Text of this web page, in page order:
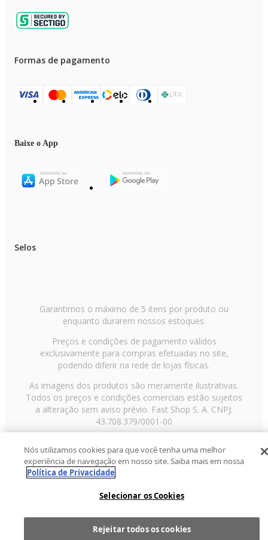
Formas de pagamento
Baixe o App
Selos
Garantimos o máximo de 5 itens por produto ou
enquanto durarem nossos estoques.
Preços e condições de pagamento válidos
exclusivamente para compras efetuadas no site,
podendo diferir na rede de lojas físicas.
As imagens dos produtos são meramente ilustrativas.
Todos os preços e condições comerciais estão sujeitos
a alteração sem aviso prévio. Fast Shop S. A. CNPJ:
43.708.379/0001-00
Paulo/SP, CEP 02029-001, Telefone: 11 3003-3728 ©
2013 Fast Shop - Todos os direitos reservadosRF
Nós utilizamos cookies para que você tenha uma melhor
experiência de navegação em nosso site. Saiba mais em nossa
Política de Privacidade
Selecionar os Cookies
Rejeitar todos os cookies